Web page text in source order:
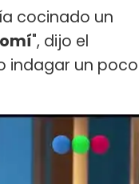
cocinado un
", dijo el
indagar un poco